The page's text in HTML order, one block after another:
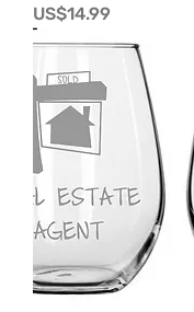
價格
US$14.99